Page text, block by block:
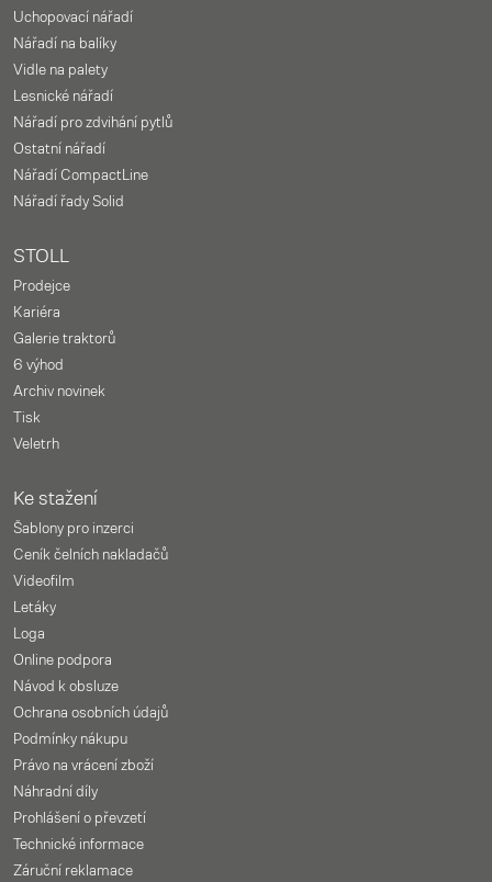
Uchopovací nářadí
Nářadí na balíky
Vidle na palety
Lesnické nářadí
Nářadí pro zdvihání pytlů
Ostatní nářadí
Nářadí CompactLine
Nářadí řady Solid
STOLL
Prodejce
Kariéra
Galerie traktorů
6 výhod
Archiv novinek
Tisk
Veletrh
Ke stažení
Šablony pro inzerci
Ceník čelních nakladačů
Videofilm
Letáky
Loga
Online podpora
Návod k obsluze
Ochrana osobních údajů
Podmínky nákupu
Právo na vrácení zboží
Náhradní díly
Prohlášení o převzetí
Technické informace
Záruční reklamace